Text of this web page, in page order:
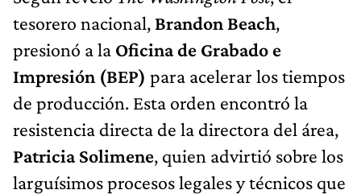
tesorero nacional, Brandon Beach,
presionó a la Oficina de Grabado e
Impresión (BEP) para acelerar los tiempos
de producción. Esta orden encontró la
resistencia directa de la directora del área,
Patricia Solimene, quien advirtió sobre los
larguísimos procesos legales y técnicos que